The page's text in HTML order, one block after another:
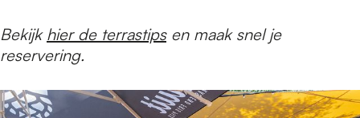
Bekijk hier de terrastipsen maak snel je
reservering.